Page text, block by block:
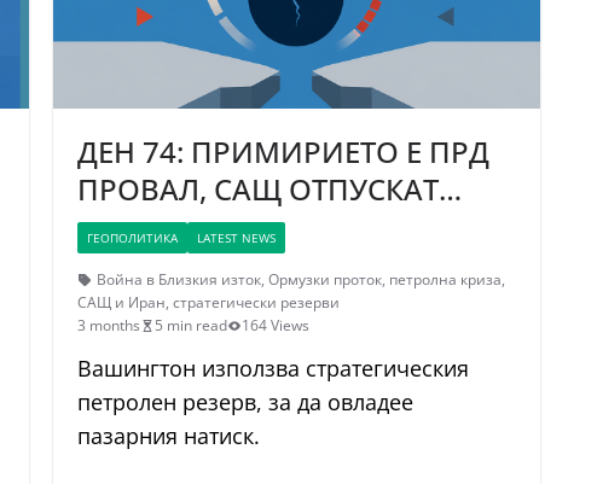
ДЕН 74: ПРИМИРИЕТО Е ПРД
ПРОВАЛ, САЩ ОТПУСКАТ…
ГЕОПОЛИТИКА LATEST NEWS
Война в Близкия изток, Ормузки проток, петролна криза,
САЩ и Иран, стратегически резерви
3 months
5 min read 164 Views
Вашингтон използва стратегическия
петролен резерв, за да овладее
пазарния натиск.